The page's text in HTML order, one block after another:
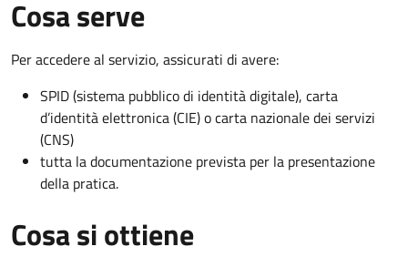
Cosa serve
Per accedere al servizio, assicurati di avere:
SPID (sistema pubblico di identità digitale), carta
d’identità elettronica (CIE) o carta nazionale dei servizi
(CNS)
tutta la documentazione prevista per la presentazione
della pratica.
Cosa si ottiene